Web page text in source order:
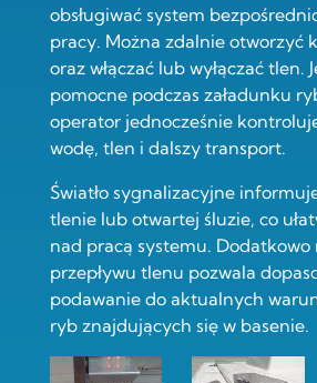
obsługiwać system
pracy. Można zdalnie otworzyć
oraz włączać lub wyłączać tlen.
pomocne podczas załadunku
operator jednocześnie
wodę, tlen i dalszy transport.
Światło sygnalizacyjne
tlenie lub otwartej śluzie, co
nad pracą systemu.
przepływu tlenu pozwala
podawanie do aktualnych
ryb znajdujących się w basenie.